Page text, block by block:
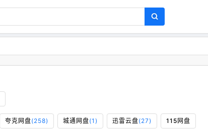
夸克网盘(258) 城通网盘(1) 迅雷云盘(27) 115网盘